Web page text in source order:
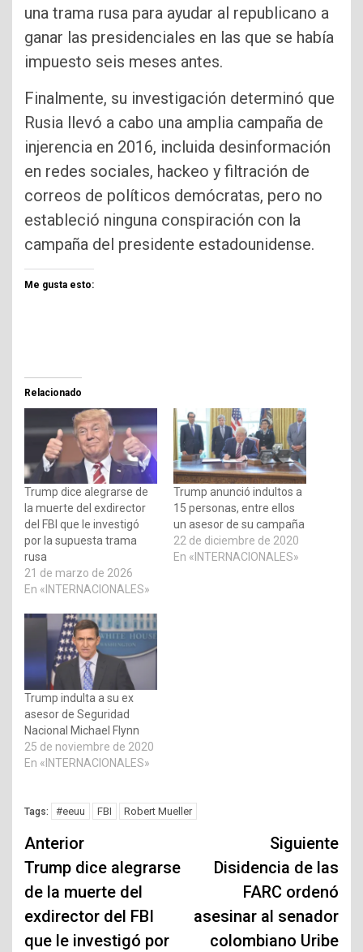
una trama rusa para ayudar al republicano a
ganar las presidenciales en las que se había
impuesto seis meses antes.
Finalmente, su investigación determinó que
Rusia llevó a cabo una amplia campaña de
injerencia en 2016, incluida desinformación
en redes sociales, hackeo y filtración de
correos de políticos demócratas, pero no
estableció ninguna conspiración con la
campaña del presidente estadounidense.
Me gusta esto:
Relacionado
Trump dice alegrarse de
la muerte del exdirector
del FBI que le investigó
por la supuesta trama
rusa
21 de marzo de 2026
En «INTERNACIONALES»
Trump anunció indultos a
15 personas, entre ellos
un asesor de su campaña
22 de diciembre de 2020
En «INTERNACIONALES»
Trump indulta a su ex
asesor de Seguridad
Nacional Michael Flynn
25 de noviembre de 2020
En «INTERNACIONALES»
Tags: #eeuu FBI Robert Mueller
Navegación
de
entradas
Anterior
Trump dice alegrarse
de la muerte del
exdirector del FBI
que le investigó por
Siguiente
Disidencia de las
FARC ordenó
asesinar al senador
colombiano Uribe